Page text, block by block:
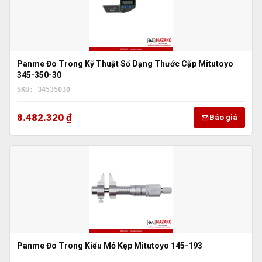
Panme Đo Trong Kỹ Thuật Số Dạng Thước Cặp Mitutoyo
345-350-30
SKU: 34535030
8.482.320 ₫ Báo giá
Panme Đo Trong Kiểu Mỏ Kẹp Mitutoyo 145-193